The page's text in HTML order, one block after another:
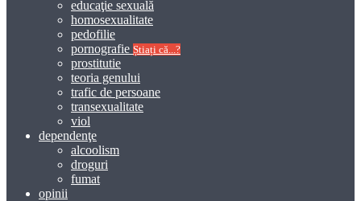
educaţie sexuală
homosexualitate
pedofilie
pornografie Știați că...?
prostitutie
teoria genului
trafic de persoane
transexualitate
viol
dependenţe
alcoolism
droguri
fumat
opinii